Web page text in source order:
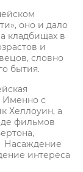
оно и дало
кладбищах в
и
словно
бытия.
Именно с
Хеллоуин, а
фильмов
Насаждение
интереса